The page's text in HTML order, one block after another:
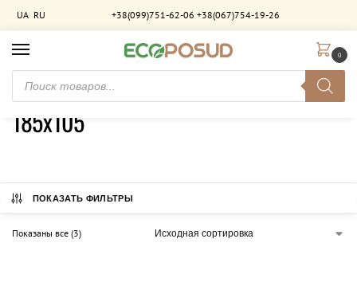
UA RU +38(099)751-62-06 +38(067)754-19-26
0
Главная / Товар Розмір
185х105
ПОКАЗАТЬ ФИЛЬТРЫ
Показаны все (3)